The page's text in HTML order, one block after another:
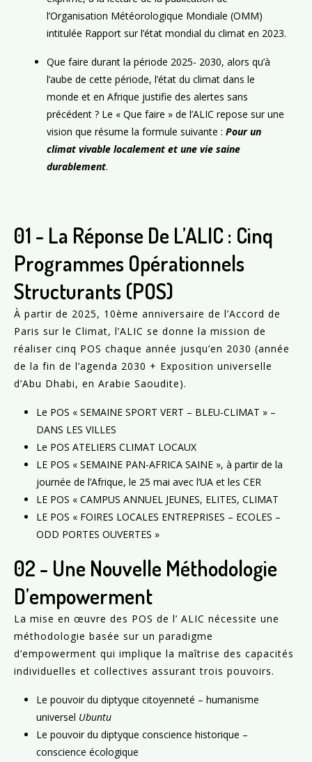
l’Organisation Météorologique Mondiale (OMM)
intitulée Rapport sur l’état mondial du climat en 2023.
Que faire durant la période 2025- 2030, alors qu’à
l’aube de cette période, l’état du climat dans le
monde et en Afrique justifie des alertes sans
précédent ? Le « Que faire » de l’ALIC repose sur une
vision que résume la formule suivante : Pour un
climat vivable localement et une vie saine
durablement.
01 - La Réponse De L’ALIC : Cinq
Programmes Opérationnels
Structurants (POS)
À partir de 2025, 10ème anniversaire de l’Accord de
Paris sur le Climat, l’ALIC se donne la mission de
réaliser cinq POS chaque année jusqu’en 2030 (année
de la fin de l’agenda 2030 + Exposition universelle
d’Abu Dhabi, en Arabie Saoudite).
Le POS « SEMAINE SPORT VERT – BLEU-CLIMAT » –
DANS LES VILLES
Le POS ATELIERS CLIMAT LOCAUX
LE POS « SEMAINE PAN-AFRICA SAINE », à partir de la
journée de l’Afrique, le 25 mai avec l’UA et les CER
LE POS « CAMPUS ANNUEL JEUNES, ELITES, CLIMAT
LE POS « FOIRES LOCALES ENTREPRISES – ECOLES –
ODD PORTES OUVERTES »
02 - Une Nouvelle Méthodologie
D’empowerment
La mise en œuvre des POS de l’ ALIC nécessite une
méthodologie basée sur un paradigme
d’empowerment qui implique la maîtrise des capacités
individuelles et collectives assurant trois pouvoirs.
Le pouvoir du diptyque citoyenneté – humanisme
universel Ubuntu
Le pouvoir du diptyque conscience historique –
conscience écologique